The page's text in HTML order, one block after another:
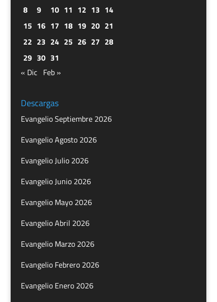
8
9 10 11 12 13 14
15 16 17 18 19 20 21
22 23 24 25 26 27 28
29 30 31
« Dic Feb »
Descargas
Evangelio Septiembre 2026
Evangelio Agosto 2026
Evangelio Julio 2026
Evangelio Junio 2026
Evangelio Mayo 2026
Evangelio Abril 2026
Evangelio Marzo 2026
Evangelio Febrero 2026
Evangelio Enero 2026